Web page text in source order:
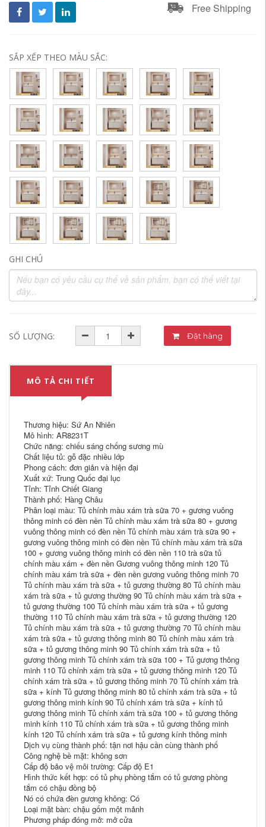
Free Shipping
SẮP XẾP THEO MÀU SẮC:
GHI CHÚ
SỐ LƯỢNG: Đặt hàng
MÔ TẢ CHI TIẾT
Thương hiệu: Sứ An Nhiên
Mô hình: AR8231T
Chức năng: chiếu sáng chống sương mù
Chất liệu tủ: gỗ đặc nhiều lớp
Phong cách: đơn giản và hiện đại
Xuất xứ: Trung Quốc đại lục
Tỉnh: Tỉnh Chiết Giang
Thành phố: Hàng Châu
Phân loại màu: Tủ chính màu xám trà sữa 70 + gương vuông
thông minh có đèn nền Tủ chính màu xám trà sữa 80 + gương
vuông thông minh có đèn nền Tủ chính màu xám trà sữa 90 +
gương vuông thông minh có đèn nền Tủ chính màu xám trà sữa
100 + gương vuông thông minh có đèn nền 110 trà sữa tủ
chính màu xám + đèn nền Gương vuông thông minh 120 Tủ
chính màu xám trà sữa + đèn nền gương vuông thông minh 70
Tủ chính màu xám trà sữa + tủ gương thường 80 Tủ chính màu
xám trà sữa + tủ gương thường 90 Tủ chính màu xám trà sữa +
tủ gương thường 100 Tủ chính màu xám trà sữa + tủ gương
thường 110 Tủ chính màu xám trà sữa + tủ gương thường 120
Tủ chính màu xám trà sữa + tủ gương thường 70 Tủ chính màu
xám trà sữa + tủ gương thông minh 80 Tủ chính màu xám trà
sữa + tủ gương thông minh 90 Tủ chính xám trà sữa + tủ
gương thông minh Tủ chính xám trà sữa 100 + Tủ gương thông
minh 110 Tủ chính xám trà sữa + tủ gương thông minh 120 Tủ
chính xám trà sữa + tủ gương thông minh 70 Tủ chính xám trà
sữa + kính Tủ gương thông minh 80 tủ chính xám trà sữa + tủ
gương thông minh kính 90 Tủ chính xám trà sữa + kính tủ
gương thông minh Tủ chính xám trà sữa 100 + tủ gương thông
minh kính 110 Tủ chính xám trà sữa + tủ gương thông minh
kính 120 Tủ chính xám trà sữa + tủ gương kính thông minh
Dịch vụ cùng thành phố: tận nơi hậu cần cùng thành phố
Công nghệ bề mặt: không sơn
Cấp độ bảo vệ môi trường: Cấp độ E1
Hình thức kết hợp: có tủ phụ phòng tắm có tủ gương phòng
tắm có chậu đồng bộ
Nó có chứa đèn gương không: Có
Loại mặt bàn: chậu gốm một mảnh
Phương pháp đóng mở: mở cửa